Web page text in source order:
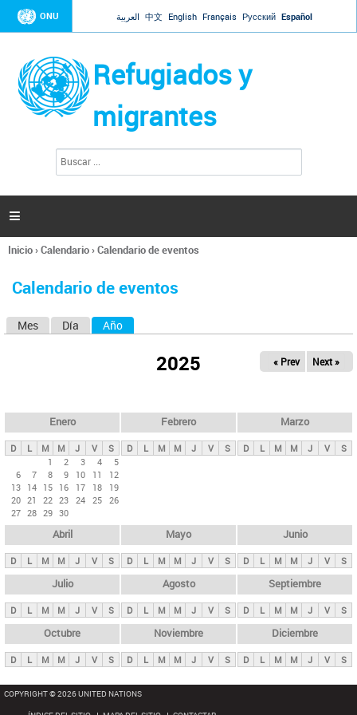
Jump to navigation
ONU العربية 中文 English Français Русский Español
Refugiados y
migrantes
l
d
s

Se
usted
Inicio›Calendario›Calendario de eventos
Calendario de eventos
s
p
n
i
p
a
l
s
Mes Día Año
2025 « Prev Next »
Enero
D L M M J V
S
1
2 3 4
5
6
7 8 9 10 11
12
13 14 15 16 17 18
19
20 21 22 23 24 25 26
27 28 29 30
Febrero
D L M M J V S
Marzo
D L M M J V S
Abril
D L M M J V S
Mayo
D L M M J V S
Junio
D L M M J V S
Julio
D L M M J V S
Agosto
D L M M J V S
Septiembre
D L M M J V S
Octubre
D L M M J V S
Noviembre
D L M M J V S
Diciembre
D L M M J V S
COPYRIGHT © 2026 UNITED NATIONS